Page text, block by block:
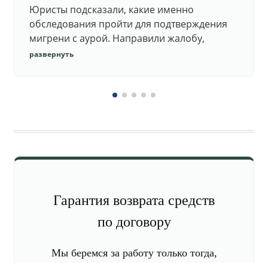
Юристы подсказали, какие именно
обследования пройти для подтверждения
мигрени с аурой. Направили жалобу,
добились повторного осмотра и списания в
развернуть
Гарантия возврата средств
по договору
Мы беремся за работу только тогда,